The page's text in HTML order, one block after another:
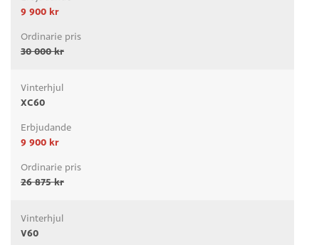
9 900 kr
30 000 kr
XC60
9 900 kr
26 875 kr
V60